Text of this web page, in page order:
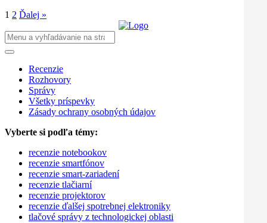
1 2 Ďalej »
Recenzie
Rozhovory
Správy
Všetky príspevky
Zásady ochrany osobných údajov
Vyberte si podľa témy:
recenzie notebookov
recenzie smartfónov
recenzie smart-zariadení
recenzie tlačiarní
recenzie projektorov
recenzie ďalšej spotrebnej elektroniky
tlačové správy z technologickej oblasti